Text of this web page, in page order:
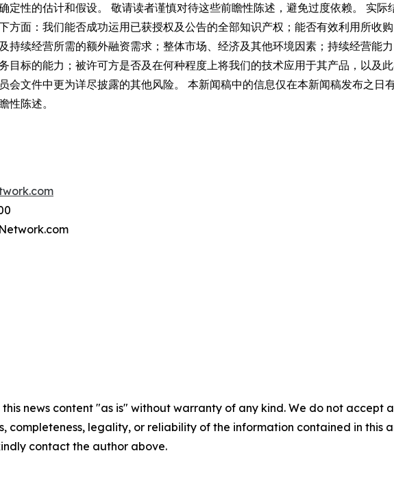
定性的估计和假设。 敬请读者谨慎对待这些前瞻性陈述，避免过度依赖。 实
方面：我们能否成功运用已获授权及公告的全部知识产权；能否有效利用所收
持续经营所需的额外融资需求；整体市场、经济及其他环境因素；持续经营
目标的能力；被许可方是否及在何种程度上将我们的技术应用于其产品，以及
会文件中更为详尽披露的其他风险。 本新闻稿中的信息仅在本新闻稿发布之
性陈述。
this news content "as is" without warranty of any kind. We do not
completeness, legality, or reliability of the information contained in this
contact the author above.